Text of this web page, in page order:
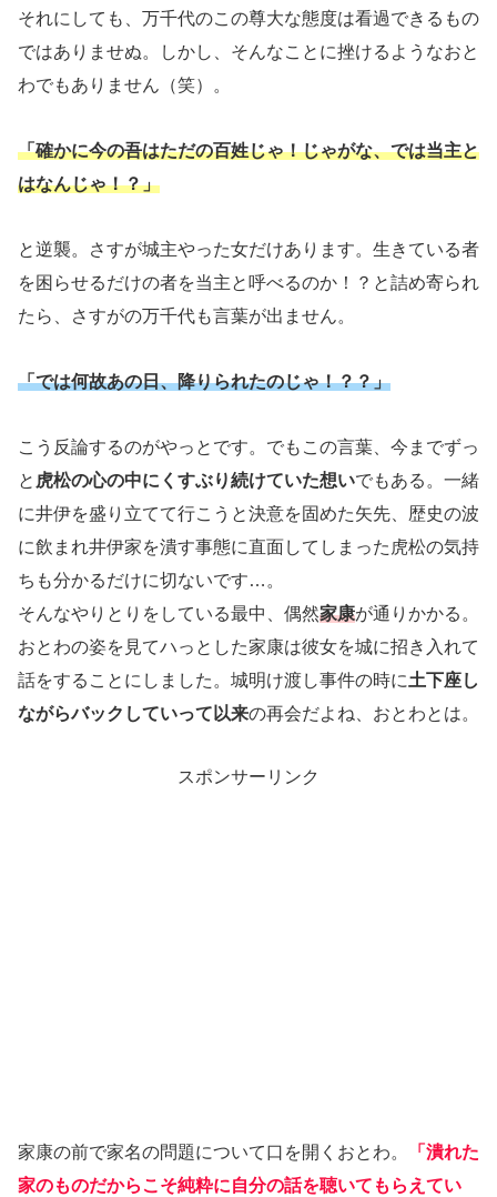
それにしても、万千代のこの尊大な態度は看過できるもの
ではありませぬ。しかし、そんなことに挫けるようなおと
わでもありません（笑）。
「確かに今の吾はただの百姓じゃ！じゃがな、では当主と
はなんじゃ！？」
と逆襲。さすが城主やった女だけあります。生きている者
を困らせるだけの者を当主と呼べるのか！？と詰め寄られ
たら、さすがの万千代も言葉が出ません。
「では何故あの日、降りられたのじゃ！？？」
こう反論するのがやっとです。でもこの言葉、今までずっ
と 虎松の心の中にくすぶり続けていた想いでもある。一緒
に井伊を盛り立てて行こうと決意を固めた矢先、歴史の波
に飲まれ井伊家を潰す事態に直面してしまった虎松の気持
ちも分かるだけに切ないです…。
そんなやりとりをしている最中、偶然家康が通りかかる。
おとわの姿を見てハっとした家康は彼女を城に招き入れて
話をすることにしました。城明け渡し事件の時に土下座し
ながらバックしていって以来の再会だよね、おとわとは。
スポンサーリンク
家康の前で家名の問題について口を開くおとわ。
「潰れた
家のものだからこそ純粋に自分の話を聴いてもらえてい